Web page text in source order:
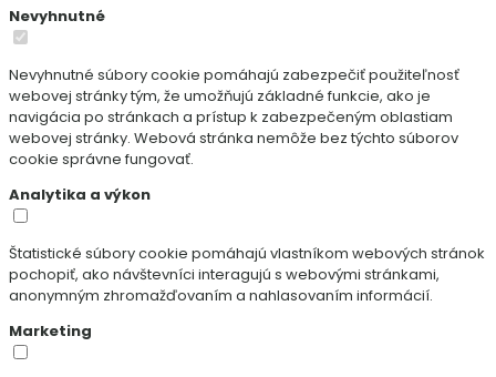
Nevyhnutné
Nevyhnutné súbory cookie pomáhajú zabezpečiť použiteľnosť
webovej stránky tým, že umožňujú základné funkcie, ako je
navigácia po stránkach a prístup k zabezpečeným oblastiam
webovej stránky. Webová stránka nemôže bez týchto súborov
cookie správne fungovať.
Analytika a výkon
Štatistické súbory cookie pomáhajú vlastníkom webových stránok
pochopiť, ako návštevníci interagujú s webovými stránkami,
anonymným zhromažďovaním a nahlasovaním informácií.
Marketing